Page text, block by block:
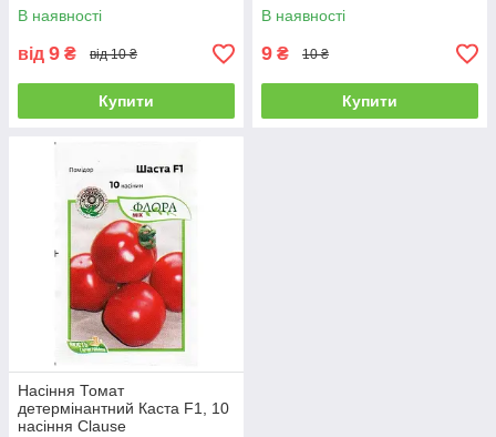
В наявності
від 9 ₴ від 10 ₴
Купити
В наявності
9 ₴ 10 ₴
Купити
Насіння Томат
детермінантний Каста F1, 10
насіння Clause